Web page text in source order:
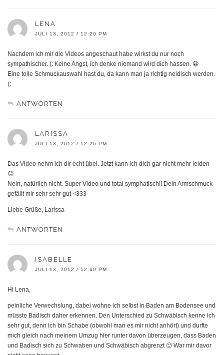
LENA
JULI 13, 2012 / 12:20 PM
Nachdem ich mir die Videos angeschaut habe wirkst du nur noch
sympathischer. (: Keine Angst, ich denke niemand wird dich hassen. 😀
Eine tolle Schmuckauswahl hast du, da kann man ja richtig neidisch werden.
(:
ANTWORTEN
LARISSA
JULI 13, 2012 / 12:26 PM
Das Video nehm ich dir echt übel. Jetzt kann ich dich gar nicht mehr leiden
😛
Nein, natürlich nicht. Super Video und total symphatisch!! Dein Armschmuck
gefällt mir sehr sehr gut <333
Liebe Grüße, Larissa
ANTWORTEN
ISABELLE
JULI 13, 2012 / 12:40 PM
Hi Lena,
peinliche Verwechslung, dabei wohne ich selbst in Baden am Bodensee und
müsste Badisch daher erkennen. Den Unterschied zu Schwäbisch kenne ich
sehr gut, denn ich bin Schabe (obwohl man es mir nicht anhört) und durfte
mich gleich nach meinem Umzug hier runter davon überzeugen, dass Baden
und Badisch sich zu Schwaben und Schwäbisch abgrenzt 🙂 War mir davor